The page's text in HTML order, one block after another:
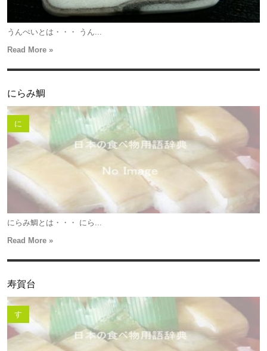
うんぺいとは・・・ うん...
Read More »
にらみ鯛
に
にらみ鯛とは・・・ にら...
Read More »
寿賀台
す